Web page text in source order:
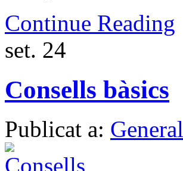
Continue Reading
set. 24
Consells bàsics
Publicat a: General